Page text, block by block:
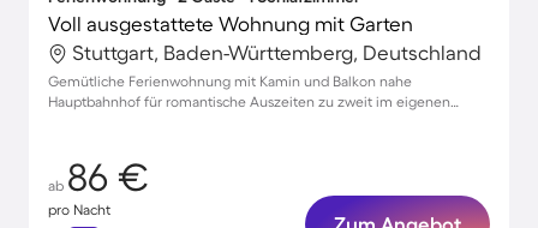
Voll ausgestattete Wohnung mit Garten
Stuttgart, Baden-Württemberg, Deutschland
Gemütliche Ferienwohnung mit Kamin und Balkon nahe
Hauptbahnhof für romantische Auszeiten zu zweit im eigenen
ab 86 €
pro Nacht